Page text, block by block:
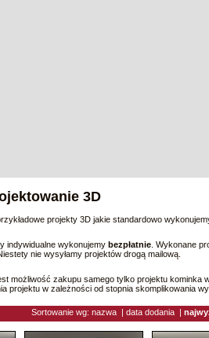
3D
projekty 3D jakie standardowo
indywidualne wykonujemy bezpłatnie . Wykonane
nie wysyłamy projektów drogą mailową.
możliwość zakupu samego tylko projektu kominka
projektu w zależności od stopnia skomplikowania
Sortowanie wg: nazwa| data dodania|